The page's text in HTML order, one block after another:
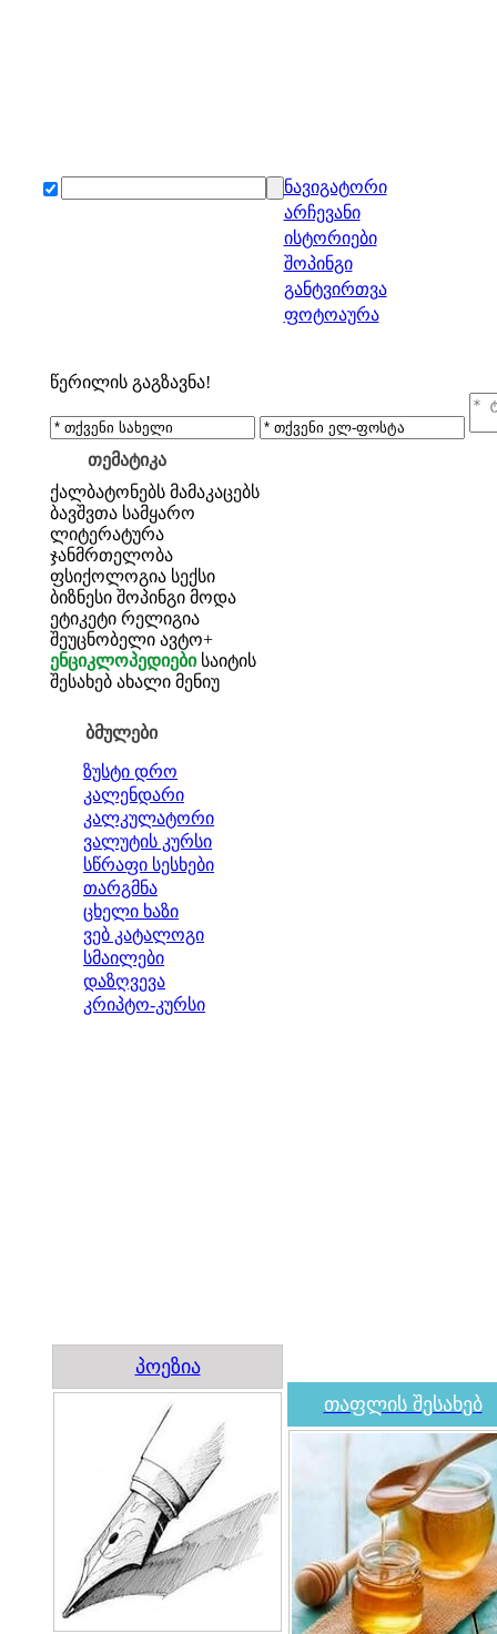
ნავიგატორი
არჩევანი
ისტორიები
შოპინგი
განტვირთვა
ფოტოაურა
წერილის გაგზავნა!
თემატიკა
ქალბატონებს მამაკაცებს
ბავშვთა სამყარო
ლიტერატურა
ჯანმრთელობა
ფსიქოლოგია სექსი
ბიზნესი შოპინგი მოდა
ეტიკეტი რელიგია
შეუცნობელი ავტო+
ენციკლოპედიები საიტის
შესახებ ახალი მენიუ
ბმულები
ზუსტი დრო
კალენდარი
კალკულატორი
ვალუტის კურსი
სწრაფი სესხები
თარგმნა
ცხელი ხაზი
ვებ კატალოგი
სმაილები
დაზღვევა
კრიპტო-კურსი
პოეზია
თაფლის შესახებ